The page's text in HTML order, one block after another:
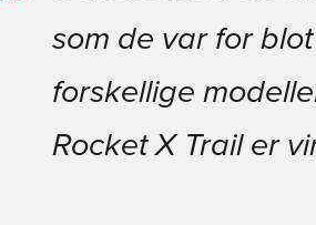
som de var for
forskellige
Rocket X Trail er